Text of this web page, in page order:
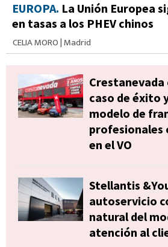
EUROPA. La Unión Europea
en tasas a los PHEV chinos
CELIA MORO|Madrid
caso de éxito
modelo de
profesionales
en el VO
Stellantis
autoservicio
natural del
atención al